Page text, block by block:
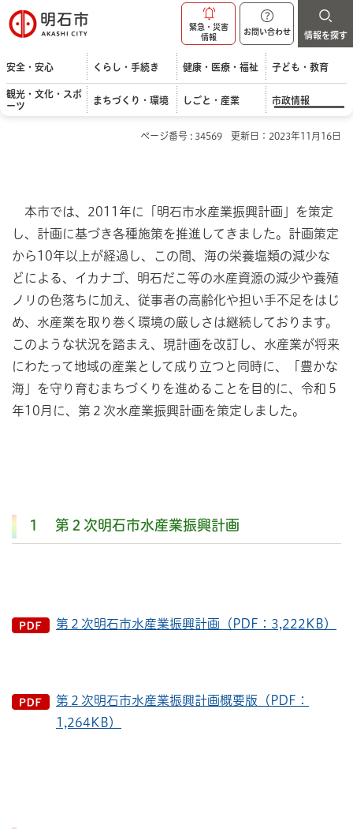
明石市
緊急・災害
情報
お問い合わせ 情報を探す
安全・安心 くらし・手続き 健康・医療・福祉 子ども・教育
観光・文化・スポ
ーツ
まちづくり・環境 しごと・産業 市政情報
ページ番号 : 34569 更新日：2023年11月16日
本市では、2011年に「明石市水産業振興計画」を策定
し、計画に基づき各種施策を推進してきました。計画策定
から10年以上が経過し、この間、海の栄養塩類の減少な
どによる、イカナゴ、明石だこ等の水産資源の減少や養殖
ノリの色落ちに加え、従事者の高齢化や担い手不足をはじ
め、水産業を取り巻く環境の厳しさは継続しております。
このような状況を踏まえ、現計画を改訂し、水産業が将来
にわたって地域の産業として成り立つと同時に、「豊かな
海」を守り育むまちづくりを進めることを目的に、令和５
年10月に、第２次水産業振興計画を策定しました。
１ 第２次明石市水産業振興計画
第２次明石市水産業振興計画（PDF：3,222KB）
第２次明石市水産業振興計画概要版（PDF：
1,264KB）